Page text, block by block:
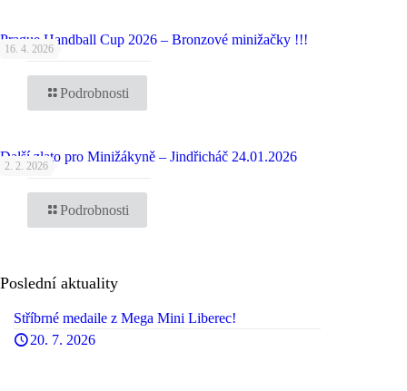
16. 4. 2026
Prague Handball Cup 2026 – Bronzové minižačky !!!
Podrobnosti
2. 2. 2026
Další zlato pro Minižákyně – Jindřicháč 24.01.2026
Podrobnosti
Poslední aktuality
Stříbrné medaile z Mega Mini Liberec!
20. 7. 2026